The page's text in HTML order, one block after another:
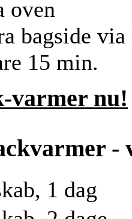
oven
bagside
15 min.
-
1 dag